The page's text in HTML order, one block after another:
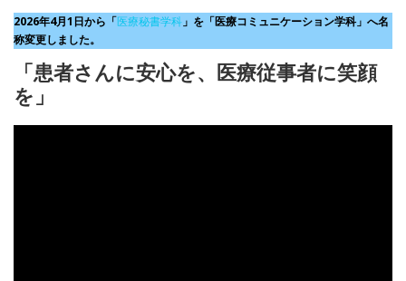
2026年4月1日から「医療秘書学科 」を「医療コミュニケーション学科」へ名
称変更しました。
「患者さんに安心を、医療従事者に笑顔
を」